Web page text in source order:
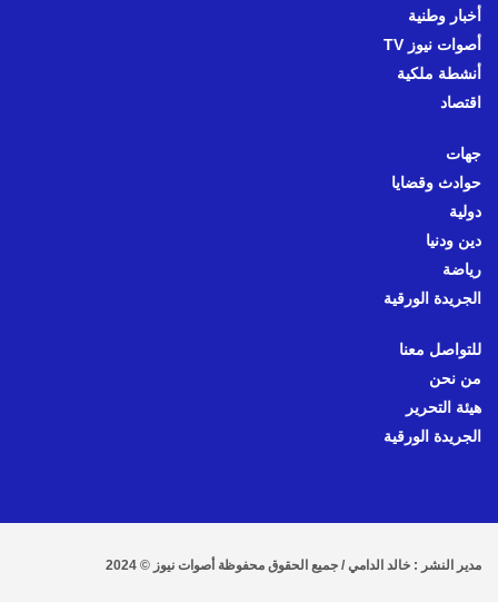
أخبار وطنية
أصوات نيوز TV
أنشطة ملكية
اقتصاد
جهات
حوادث وقضايا
دولية
دين ودنيا
رياضة
الجريدة الورقية
للتواصل معنا
من نحن
هيئة التحرير
الجريدة الورقية
مدير النشر : خالد الدامي / جميع الحقوق محفوظة أصوات نيوز © 2024